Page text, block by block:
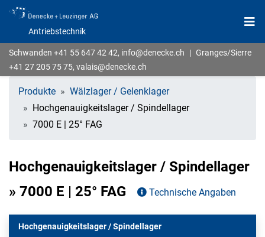
Antriebstechnik
Schwanden +41 55 647 42 42, info@denecke.ch | Granges/Sierre
+41 27 205 75 75, valais@denecke.ch
Produkte
Wälzlager / Gelenklager
Hochgenauigkeitslager / Spindellager
7000 E | 25° FAG
Hochgenauigkeitslager / Spindellager
» 7000 E | 25° FAG
Technische Angaben
Hochgenauigkeitslager / Spindellager